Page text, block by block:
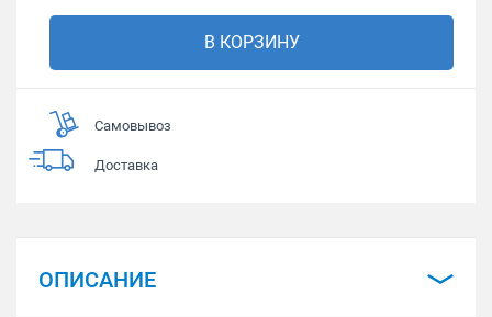
В КОРЗИНУ
Самовывоз
Доставка
ОПИСАНИЕ